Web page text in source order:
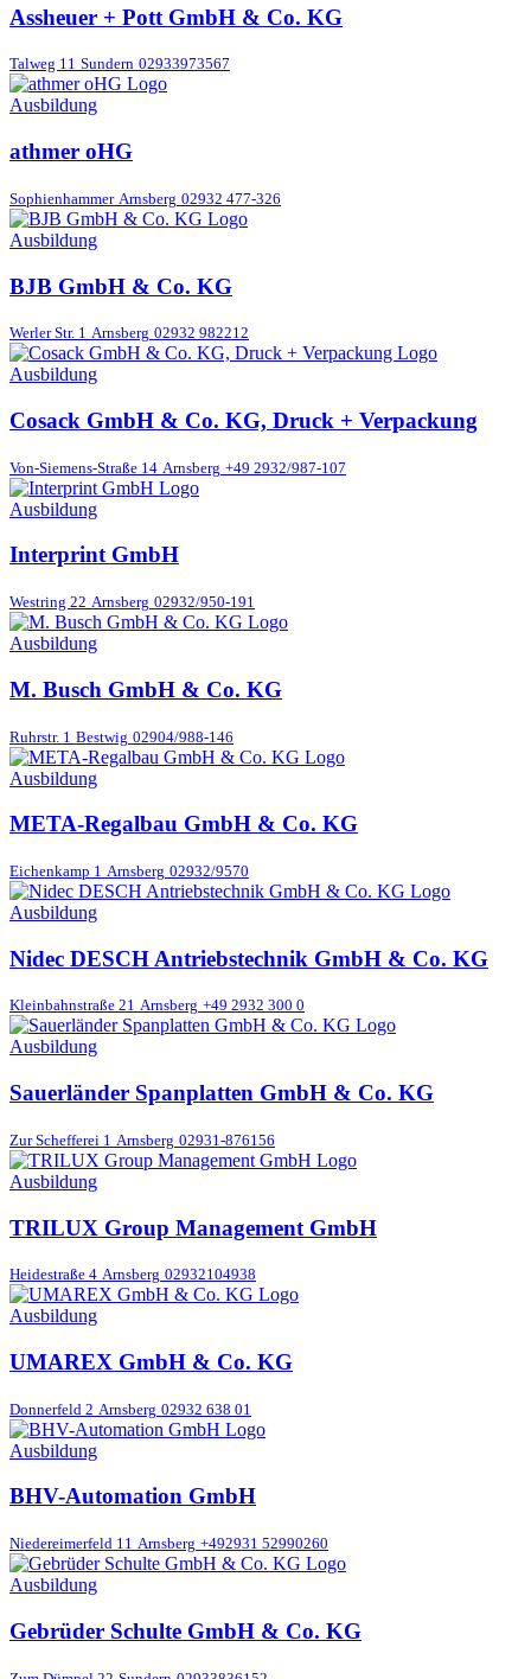
Assheuer + Pott GmbH & Co. KG
Talweg 11 Sundern 02933973567
Ausbildung
athmer oHG
Sophienhammer Arnsberg 02932 477-326
Ausbildung
BJB GmbH & Co. KG
Werler Str. 1 Arnsberg 02932 982212
Ausbildung
Cosack GmbH & Co. KG, Druck + Verpackung
Von-Siemens-Straße 14 Arnsberg +49 2932/987-107
Ausbildung
Interprint GmbH
Westring 22 Arnsberg 02932/950-191
Ausbildung
M. Busch GmbH & Co. KG
Ruhrstr. 1 Bestwig 02904/988-146
Ausbildung
META-Regalbau GmbH & Co. KG
Eichenkamp 1 Arnsberg 02932/9570
Ausbildung
Nidec DESCH Antriebstechnik GmbH & Co. KG
Kleinbahnstraße 21 Arnsberg +49 2932 300 0
Ausbildung
Sauerländer Spanplatten GmbH & Co. KG
Zur Schefferei 1 Arnsberg 02931-876156
Ausbildung
TRILUX Group Management GmbH
Heidestraße 4 Arnsberg 02932104938
Ausbildung
UMAREX GmbH & Co. KG
Donnerfeld 2 Arnsberg 02932 638 01
Ausbildung
BHV-Automation GmbH
Niedereimerfeld 11 Arnsberg +492931 52990260
Ausbildung
Gebrüder Schulte GmbH & Co. KG